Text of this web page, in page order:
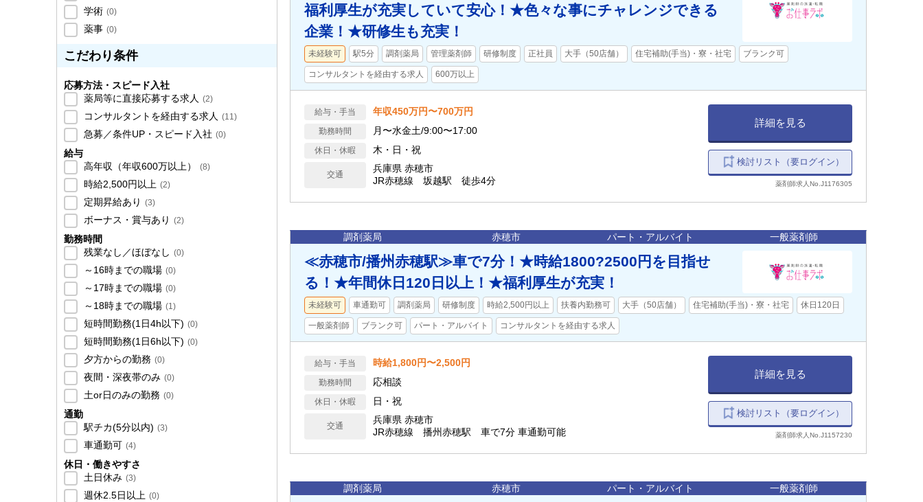
学術 (0)
薬事 (0)
こだわり条件
応募方法・スピード入社
薬局等に直接応募する求人 (2)
コンサルタントを経由する求人 (11)
急募／条件UP・スピード入社 (0)
給与
高年収（年収600万以上）
(8)
時給2,500円以上 (2)
定期昇給あり (3)
ボーナス・賞与あり (2)
勤務時間
残業なし／ほぼなし (0)
～16時までの職場 (0)
～17時までの職場 (0)
～18時までの職場 (1)
短時間勤務(1日4h以下) (0)
短時間勤務(1日6h以下) (0)
夕方からの勤務 (0)
夜間・深夜帯のみ (0)
土or日のみの勤務 (0)
通勤
駅チカ(5分以内) (3)
車通勤可 (4)
休日・働きやすさ
土日休み (3)
週休2.5日以上 (0)
福利厚生が充実していて安心！★色々な事にチャレンジできる
企業！★研修生も充実！
未経験可 駅5分 調剤薬局 管理薬剤師 研修制度 正社員 大手（50店舗） 住宅補助(手当)・寮・社宅 ブランク可
コンサルタントを経由する求人 600万以上
給与・手当 年収450万円〜700万円
勤務時間 月〜水金土/9:00〜17:00
休日・休暇 木・日・祝
交通
兵庫県 赤穂市
JR赤穂線 坂越駅 徒歩4分
詳細を見る
検討リスト（要ログイン）
薬剤師求人No.J1176305
調剤薬局 赤穂市 パート・アルバイト 一般薬剤師
≪赤穂市/播州赤穂駅≫車で7分！★時給1800?2500円を目指せ
る！★年間休日120日以上！★福利厚生が充実！
未経験可 車通勤可 調剤薬局 研修制度 時給2,500円以上 扶養内勤務可 大手（50店舗） 住宅補助(手当)・寮・社宅 休日120日
一般薬剤師 ブランク可 パート・アルバイト コンサルタントを経由する求人
給与・手当 時給1,800円〜2,500円
勤務時間 応相談
休日・休暇 日・祝
交通
兵庫県 赤穂市
JR赤穂線 播州赤穂駅 車で7分 車通勤可能
詳細を見る
検討リスト（要ログイン）
薬剤師求人No.J1157230
調剤薬局 赤穂市 パート・アルバイト 一般薬剤師